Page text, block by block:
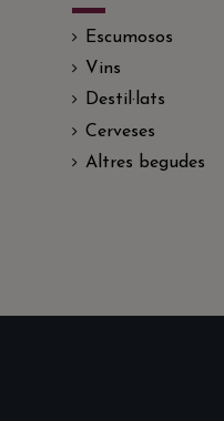
Escumosos
Vins
Destil·lats
Cerveses
Altres begudes